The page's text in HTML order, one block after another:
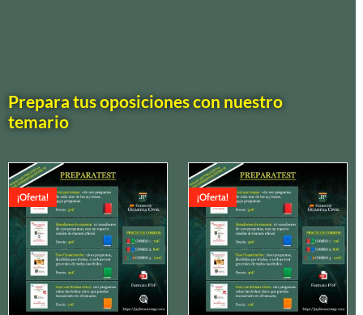
Prepara tus oposiciones con nuestro
temario
¡Oferta!
El
precio
original
era:
130,00 €.
precio
actual
es:
100,00 €.
¡Oferta!
El
precio
original
era:
90,00 €.
precio
actual
es: